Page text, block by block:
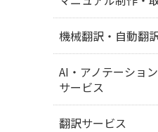
機械翻訳・自動翻
AI・アノテーショ
サービス
翻訳サービス